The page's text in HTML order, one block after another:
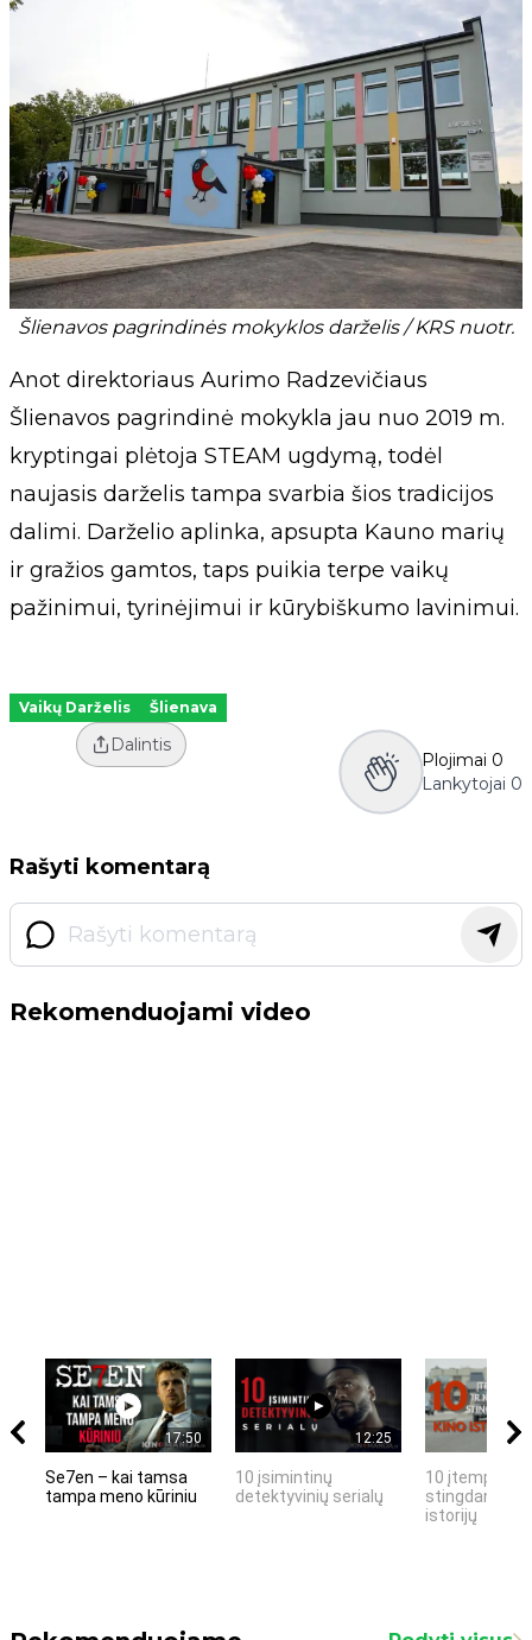
Šlienavos pagrindinės mokyklos darželis / KRS nuotr.
Anot direktoriaus Aurimo Radzevičiaus
Šlienavos pagrindinė mokykla jau nuo 2019 m.
kryptingai plėtoja STEAM ugdymą, todėl
naujasis darželis tampa svarbia šios tradicijos
dalimi. Darželio aplinka, apsupta Kauno marių
ir gražios gamtos, taps puikia terpe vaikų
pažinimui, tyrinėjimui ir kūrybiškumo lavinimui.
Vaikų Darželis Šlienava
Dalintis
Plojimai 0
Lankytojai 0
Rašyti komentarą
Rekomenduojami video
17:50
Se7en – kai tamsa
tampa meno kūriniu
12:25
10 įsimintinų
detektyvinių serialų
10 įtemptų,
stingdančių
istorijų